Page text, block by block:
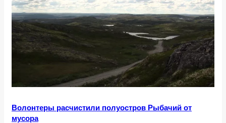
Волонтеры расчистили полуостров Рыбачий от
мусора